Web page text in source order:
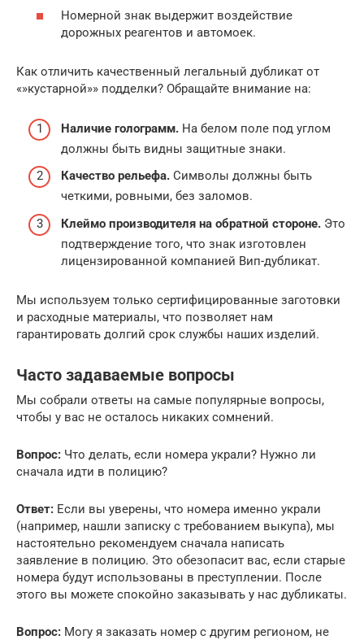
Номерной знак выдержит воздействие
дорожных реагентов и автомоек.
Как отличить качественный легальный дубликат от
«»кустарной»» подделки? Обращайте внимание на:
Наличие голограмм. На белом поле под углом
должны быть видны защитные знаки.
Качество рельефа. Символы должны быть
четкими, ровными, без заломов.
Клеймо производителя на обратной стороне. Это
подтверждение того, что знак изготовлен
лицензированной компанией Вип-дубликат.
Мы используем только сертифицированные заготовки
и расходные материалы, что позволяет нам
гарантировать долгий срок службы наших изделий.
Часто задаваемые вопросы
Мы собрали ответы на самые популярные вопросы,
чтобы у вас не осталось никаких сомнений.
Вопрос: Что делать, если номера украли? Нужно ли
сначала идти в полицию?
Ответ: Если вы уверены, что номера именно украли
(например, нашли записку с требованием выкупа), мы
настоятельно рекомендуем сначала написать
заявление в полицию. Это обезопасит вас, если старые
номера будут использованы в преступлении. После
этого вы можете спокойно заказывать у нас дубликаты.
Вопрос: Могу я заказать номер с другим регионом, не